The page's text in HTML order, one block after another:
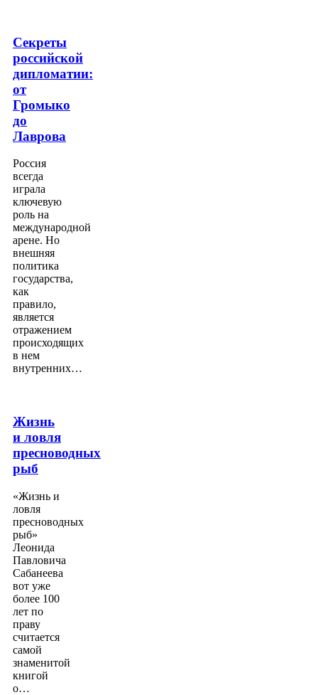
Секреты
российской
дипломатии:
от
Громыко
до
Лаврова
Россия
всегда
играла
ключевую
роль на
международной
арене. Но
внешняя
политика
государства,
как
правило,
является
отражением
происходящих
в нем
внутренних…
Жизнь
и ловля
пресноводных
рыб
«Жизнь и
ловля
пресноводных
рыб»
Леонида
Павловича
Сабанеева
вот уже
более 100
лет по
праву
считается
самой
знаменитой
книгой
о…